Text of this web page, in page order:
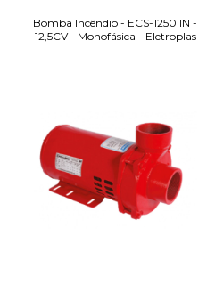
Bomba Incêndio - ECS-1250 IN -
12,5CV - Monofásica - Eletroplas